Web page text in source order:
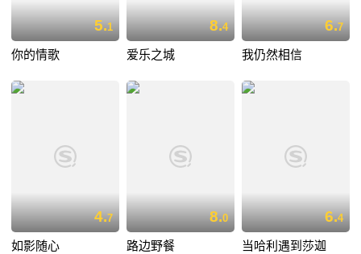
5.1
你的情歌
8.4
爱乐之城
6.7
我仍然相信
4.7
如影随心
8.0
路边野餐
6.4
当哈利遇到莎迦